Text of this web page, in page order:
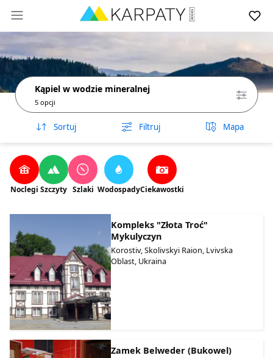
Kąpiel w wodzie mineralnej
5 opcji
Sortuj Filtruj Mapa
Noclegi Szczyty Szlaki WodospadyCiekawostki
Kompleks "Złota Troć"
Mykulyczyn
Korostiv, Skolivskyi Raion, Lvivska
Oblast, Ukraina
Zamek Belweder (Bukowel)